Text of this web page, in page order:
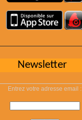
Newsletter
Entrez votre adresse email :